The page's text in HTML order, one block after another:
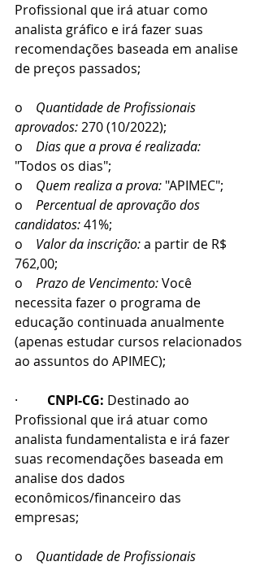
Profissional que irá atuar como
analista gráfico e irá fazer suas
recomendações baseada em analise
de preços passados;
o Quantidade de Profissionais
aprovados: 270 (10/2022);
o Dias que a prova é realizada:
"Todos os dias";
o Quem realiza a prova: "APIMEC";
o Percentual de aprovação dos
candidatos: 41%;
o Valor da inscrição: a partir de R$
762,00;
o Prazo de Vencimento: Você
necessita fazer o programa de
educação continuada anualmente
(apenas estudar cursos relacionados
ao assuntos do APIMEC);
· CNPI-CG: Destinado ao
Profissional que irá atuar como
analista fundamentalista e irá fazer
suas recomendações baseada em
analise dos dados
econômicos/financeiro das
empresas;
o Quantidade de Profissionais